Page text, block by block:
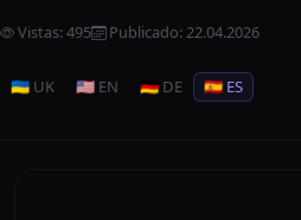
Vistas:495 Publicado:22.04.2026
🇺🇦 UK 🇺🇸 EN 🇩🇪 DE 🇪🇸 ES